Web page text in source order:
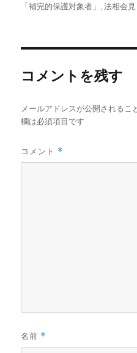
稿
稿
「補完的保護対象者」 ,法相会見
コメントを残す
メールアドレスが公開されるこ
欄は必須項目です
コメント *
名前 *